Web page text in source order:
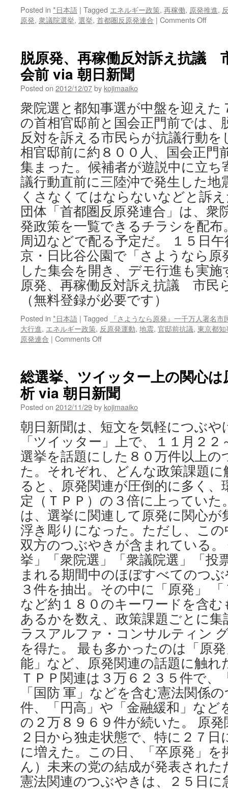
Posted in *日本語 | Tagged エネルギー政策, 再稼働, 原発推進,
原発, 衆議院選挙, 選挙, 首都圏反原発連合 | Comments Offon
選
択」
ロ
ジ
ェ
ク
ト
via
首
都
圏
反
原
発
連
合
脱原発、再稼働反対訴え抗議
会前 via 朝日新聞
Posted on 2012/12/07by kojimaaiko
衆院選と都知事選が中盤を迎えた
の首相官邸前と国会正門前では、
反対を訴える市民らが抗議行動
相官邸前に約８００人、国会正門
集まった。候補者が遊説中に立ち
議行動直前に三陸沖で発生した地
くさなくてはならないなどと訴
団体「首都圏反原発連合」は、衆
発政策を一覧できるチラシを配布
周辺などで配る予定だ。 １５日
京・日比谷公園で「さようなら原
した集会を開き、デモ行進も実
原発、再稼働反対訴え抗議 市
（無料登録が必要です）
Posted in *日本語 | Tagged
『さようなら原発』一千万人署名市
大行進, エネルギー政策, 反原発運動, 地震, 官邸前抗議, 東京都
原発連合 | Comments Offon
発、
稼
働
反
対
訴
え
抗
議
民
ら、
官
邸・
国
会
前
via
朝
日
新
聞
総選挙、ツイッター上の関心
析 via 朝日新聞
Posted on 2012/11/29by kojimaaiko
朝日新聞は、短文を気軽につぶ
「ツイッター」上で、１１月２
選挙を話題にした８０万件以上の
た。それぞれ、どんな政策課題
ると、原発関連が圧倒的に多く、
定（ＴＰＰ）の３倍に上ってい
は、選挙に関連して原発に関心
浮き彫りになった。ただし、こ
双方のつぶやきが含まれている
挙」「衆院選」「衆議院選」「投
まれる期間中のほぼすべてのつ
３件を抽出。その中に「原発」
など約１８０のキーワードを含
あるかを数え、政策課題ごとに
ラスアルファ・コンサルティン
を得た。 最も多かったのは「原
能」など、原発関連の話題に触れ
ＴＰＰ関連は３万６２３５件で、
「国防 軍」などを含む憲法関係
件、「円高」や「金融緩和」など
の２万８９６９件が続いた。 原
２日から独走状態で、特に２７
に増えた。この日、「卒原発」
ん）未来の党の結成が発表され
憲法関連のつぶやきは、２５日に